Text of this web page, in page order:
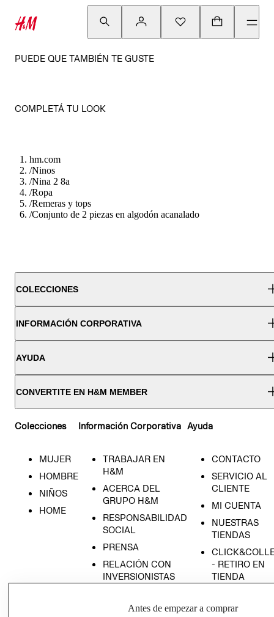
PUEDE QUE TAMBIÉN TE GUSTE
COMPLETÁ TU LOOK
hm.com
/Ninos
/Nina 2 8a
/Ropa
/Remeras y tops
/Conjunto de 2 piezas en algodón acanalado
COLECCIONES
INFORMACIÓN CORPORATIVA
AYUDA
CONVERTITE EN H&M MEMBER
Colecciones
MUJER
HOMBRE
NIÑOS
HOME
Información Corporativa
TRABAJAR EN
H&M
ACERCA DEL
GRUPO H&M
RESPONSABILIDAD
SOCIAL
PRENSA
RELACIÓN CON
INVERSIONISTAS
EMPRESARIAL
Ayuda
CONTACTO
SERVICIO AL
CLIENTE
MI CUENTA
NUESTRAS
TIENDAS
- RETIRO EN
TIENDA
CONDICIONES
Antes de empezar a comprar